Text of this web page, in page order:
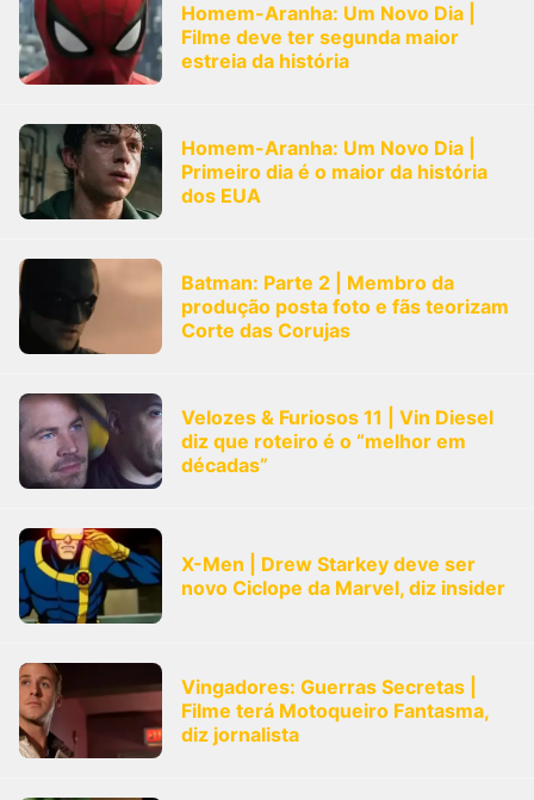
Homem-Aranha: Um Novo Dia |
Filme deve ter segunda maior
estreia da história
Homem-Aranha: Um Novo Dia |
Primeiro dia é o maior da história
dos EUA
Batman: Parte 2 | Membro da
produção posta foto e fãs teorizam
Corte das Corujas
Velozes & Furiosos 11 | Vin Diesel
diz que roteiro é o “melhor em
décadas”
X-Men | Drew Starkey deve ser
novo Ciclope da Marvel, diz insider
Vingadores: Guerras Secretas |
Filme terá Motoqueiro Fantasma,
diz jornalista